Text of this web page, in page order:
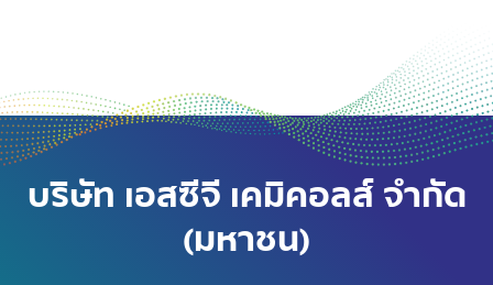
บริษัท เอสซีจี เคมิคอลส์ จำกัด
(มหาชน)